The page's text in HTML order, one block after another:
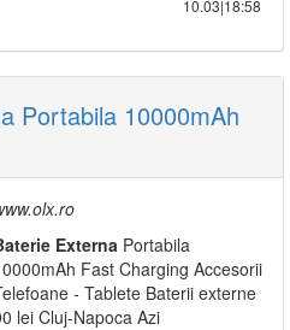
10.03|18:58
Portabila 10000mAh
Externa Portabila
Fast Charging Accesorii
- Tablete Baterii externe
lei Cluj-Napoca Azi